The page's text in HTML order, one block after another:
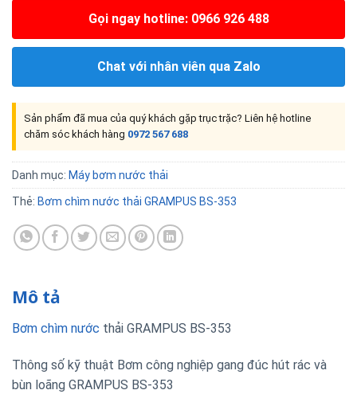
Gọi ngay hotline: 0966 926 488
Chat với nhân viên qua Zalo
Sản phẩm đã mua của quý khách gặp trục trặc? Liên hệ hotline
chăm sóc khách hàng 0972 567 688
Danh mục: Máy bơm nước thải
Thẻ: Bơm chìm nước thải GRAMPUS BS-353
Mô tả
Bơm chìm nước thải GRAMPUS BS-353
Thông số kỹ thuật Bơm công nghiệp gang đúc hút rác và
bùn loãng GRAMPUS BS-353